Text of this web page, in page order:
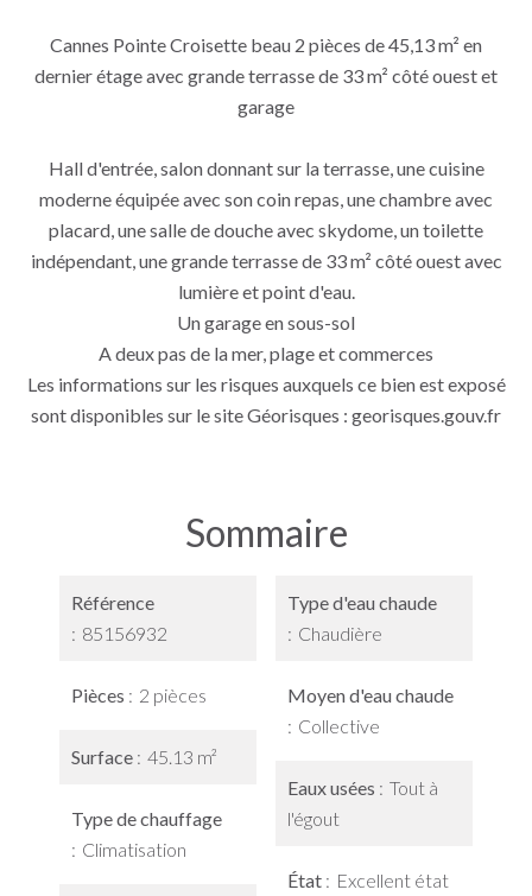
Cannes Pointe Croisette beau 2 pièces de 45,13 m² en
dernier étage avec grande terrasse de 33 m² côté ouest et
garage
Hall d'entrée, salon donnant sur la terrasse, une cuisine
moderne équipée avec son coin repas, une chambre avec
placard, une salle de douche avec skydome, un toilette
indépendant, une grande terrasse de 33 m² côté ouest avec
lumière et point d'eau.
Un garage en sous-sol
A deux pas de la mer, plage et commerces
Les informations sur les risques auxquels ce bien est exposé
sont disponibles sur le site Géorisques : georisques.gouv.fr
Sommaire
Référence
85156932
Pièces 2 pièces
Surface 45.13 m²
Type de chauffage
Climatisation
Type d'eau chaude
Chaudière
Moyen d'eau chaude
Collective
Eaux usées
Tout à
l'égout
État Excellent état